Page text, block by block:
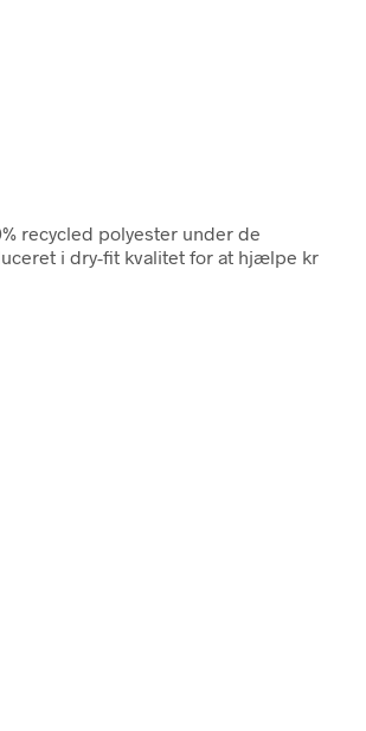
recycled polyester under de
i dry-fit kvalitet for at hjælpe kr